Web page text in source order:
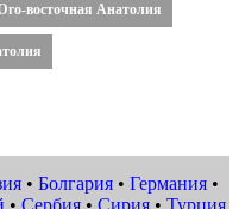
восточная Анатолия
• Болгария • Германия •